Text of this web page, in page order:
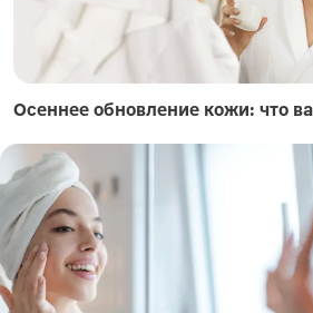
Осеннее обновление кожи: что